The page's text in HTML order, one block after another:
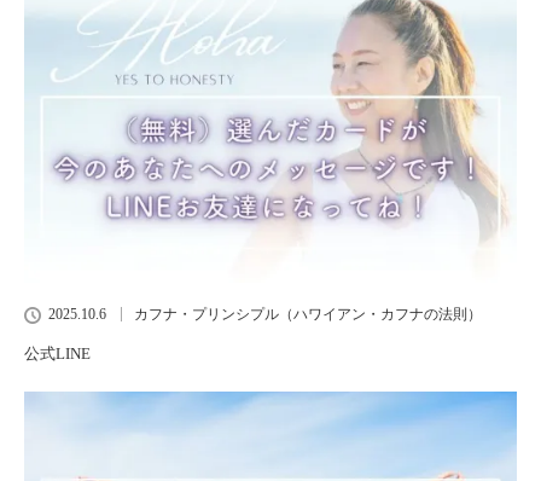
2025.10.6 カフナ・プリンシプル（ハワイアン・カフナの法則）
公式LINE